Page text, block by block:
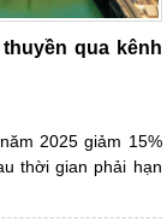
qua kênh
2025 giảm 15%
thời gian phải hạn